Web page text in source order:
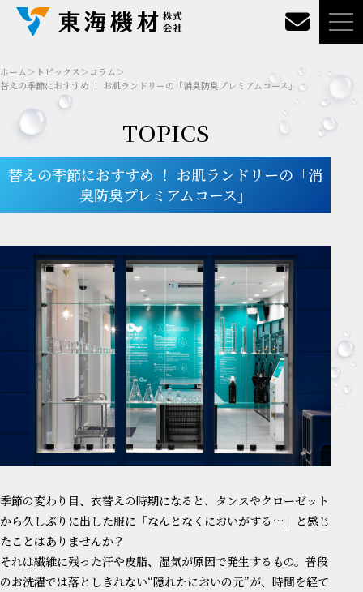
ホーム＞ トピックス＞ コラム＞
替えの季節におすすめ ！ お肌ランドリーの「消臭防臭プレミアムコース」
TOPICS
替えの季節におすすめ ！ お肌ランドリーの「消
臭防臭プレミアムコース」
季節の変わり目、衣替えの時期になると、タンスやクローゼット
から久しぶりに出した服に「なんとなくにおいがする…」と感じ
たことはありませんか？
それは繊維に残った汗や皮脂、湿気が原因で発生するもの。普段
のお洗濯では落としきれない“隠れたにおいの元”が、時間を経て